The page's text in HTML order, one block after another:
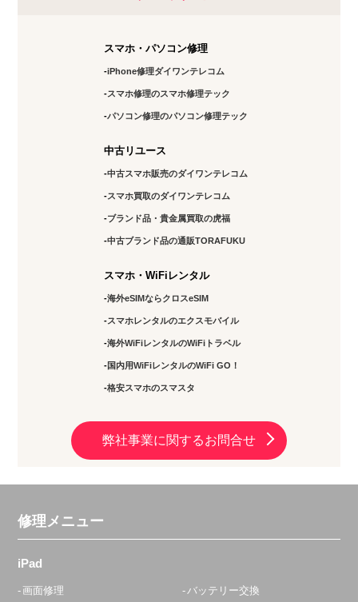
スマホ・パソコン修理
iPhone修理ダイワンテレコム
スマホ修理のスマホ修理テック
パソコン修理のパソコン修理テック
中古リユース
中古スマホ販売のダイワンテレコム
スマホ買取のダイワンテレコム
ブランド品・貴金属買取の虎福
中古ブランド品の通販TORAFUKU
スマホ・WiFiレンタル
海外eSIMならクロスeSIM
スマホレンタルのエクスモバイル
海外WiFiレンタルのWiFiトラベル
国内用WiFiレンタルのWiFi GO！
格安スマホのスマスタ
弊社事業に関するお問合せ
修理メニュー
iPad
画面修理 バッテリー交換